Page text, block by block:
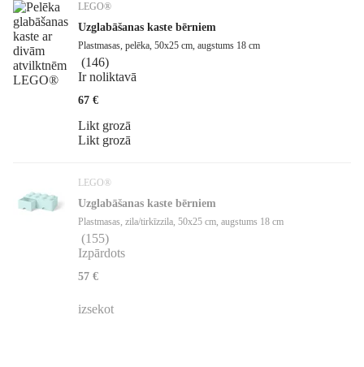
LEGO®
Uzglabāšanas kaste bērniem
Plastmasas, pelēka, 50x25 cm, augstums 18 cm
(146)
Ir noliktavā
67 €
Likt grozā
Likt grozā
LEGO®
Uzglabāšanas kaste bērniem
Plastmasas, zila/tirkīzzila, 50x25 cm, augstums 18 cm
(155)
Izpārdots
57 €
izsekot